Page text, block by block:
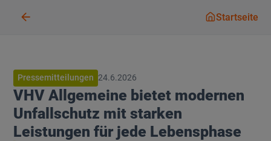
Startseite
Pressemitteilungen 24.6.2026
VHV Allgemeine bietet modernen
Unfallschutz mit starken
Leistungen für jede Lebensphase